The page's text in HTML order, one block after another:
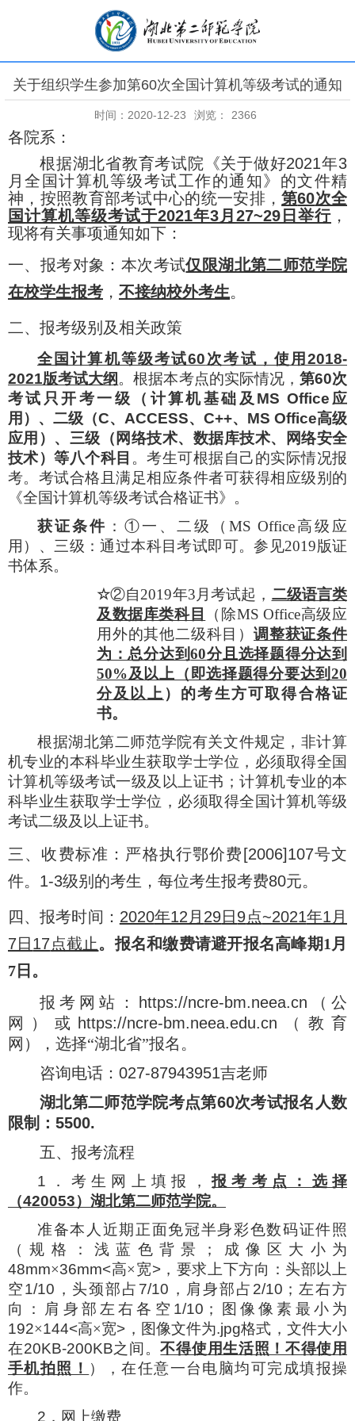
关于组织学生参加第60次全国计算机等级考试的通知
时间：2020-12-23 浏览： 2366
各院系：
根据湖北省教育考试院《关于做好2021年3
月全国计算机等级考试工作的通知》的文件精
神，按照教育部考试中心的统一安排，第60次全
国计算机等级考试于2021年3 月 27~29 日举行 ，
现将有关事项通知如下：
一、报考对象：本次考试仅限湖北第二师范学院
在校学生报考 ， 不接纳校外考生。
二、报考级别及相关政策
全国计算机等级考试60次考试，使用 2018-
2021版考试大纲 。根据本考点的实际情况， 第60次
考试只开考一级（计算机基础及 MS Office 应
用）、二级（C、 ACCESS、 C++、 MS Office高级
应用）、三级（网络技术、数据库技术、网络安全
技术）等八个科目 。考生可根据自己的实际情况报
考。考试合格且满足相应条件者可获得相应级别的
《全国计算机等级考试合格证书》。
获证条件 ： ①一、二级（ MS Office高级应
用）、三级：通过本科目考试即可。参见2019版证
书体系。
☆②自2019年3 月考试起， 二级语言类
及数据库类科目
（除MS Office高级应
用外的其他二级科目） 调整获证条件
为：总分达到60分且选择题得分达到
50%及以上（即选择题得分要达到 20
分及以上 ）的考生方可取得合格证
书。
根据湖北第二师范学院有关文件规定，非计算
机专业的本科毕业生获取学士学位，必须取得全国
计算机等级考试一级及以上证书；计算机专业的本
科毕业生获取学士学位，必须取得全国计算机等级
考试二级及以上证书。
三、收费标准：严格执行鄂价费 [2006]107号文
件。 1-3级别的考生，每位考生报考费80元。
四、报考时间： 2020年12 月 29日 9点~2021年1 月
7日 17点截止。报名和缴费请避开报名高峰期1月
7日。
报考网站：
https://ncre-bm.neea.cn （公
网）或 https://ncre-bm.neea.edu.cn （教育
网），选择“湖北省”报名。
咨询电话： 027-87943951吉老师
湖北第二师范学院考点第60次考试报名人数
限制：5500.
五、报考流程
1 ．考生网上填报，报考考点：选择
（420053）湖北第二师范学院。
准备本人近期正面免冠半身彩色数码证件照
（规格：浅蓝色背景；成像区大小为
48mm×36mm<高×宽>，要求上下方向：头部以上
空1/10 ，头颈部占 7/10 ，肩身部占 2/10 ；左右方
向：肩身部左右各空 1/10 ；图像像素最小为
192×144<高×宽> ，图像文件为.jpg格式，文件大小
在20KB-200KB之间。不得使用生活照！不得使用
手机拍照！ ），在任意一台电脑均可完成填报操
作。
2 ．网上缴费